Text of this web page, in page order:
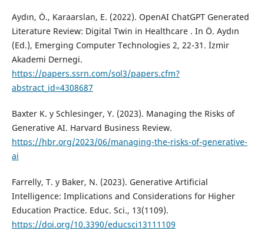
Aydın, Ö., Karaarslan, E. (2022). OpenAI ChatGPT Generated
Literature Review: Digital Twin in Healthcare . In Ö. Aydın
(Ed.), Emerging Computer Technologies 2, 22-31. İzmir
Akademi Dernegi.
https://papers.ssrn.com/sol3/papers.cfm?
abstract_id=4308687
Baxter K. y Schlesinger, Y. (2023). Managing the Risks of
Generative AI. Harvard Business Review.
https://hbr.org/2023/06/managing-the-risks-of-generative-
ai
Farrelly, T. y Baker, N. (2023). Generative Artificial
Intelligence: Implications and Considerations for Higher
Education Practice. Educ. Sci., 13(1109).
https://doi.org/10.3390/educsci13111109